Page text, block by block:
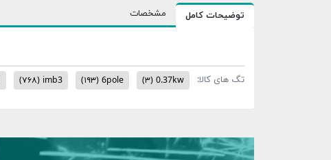
توضیحات کامل مشخصات
تگ های کالا: 0.37kw (۳) 6pole (۱۹۳) imb3 (۷۶۸)